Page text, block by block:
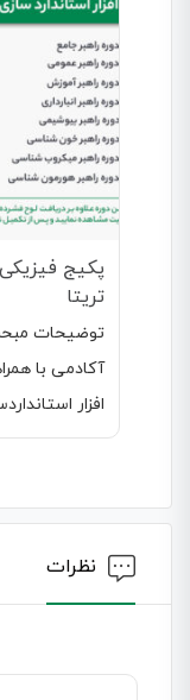
پکیج
تریتا
توضیحات
آکادمی با
افزار
نظرات